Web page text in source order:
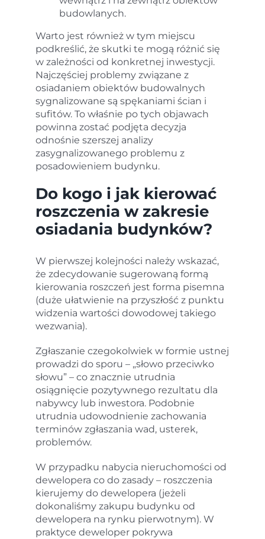
budowlanych.
Warto jest również w tym miejscu
podkreślić, że skutki te mogą różnić się
w zależności od konkretnej inwestycji.
Najczęściej problemy związane z
osiadaniem obiektów budowalnych
sygnalizowane są spękaniami ścian i
sufitów. To właśnie po tych objawach
powinna zostać podjęta decyzja
odnośnie szerszej analizy
zasygnalizowanego problemu z
posadowieniem budynku.
Do kogo i jak kierować
roszczenia w zakresie
osiadania budynków?
W pierwszej kolejności należy wskazać,
że zdecydowanie sugerowaną formą
kierowania roszczeń jest forma pisemna
(duże ułatwienie na przyszłość z punktu
widzenia wartości dowodowej takiego
wezwania).
Zgłaszanie czegokolwiek w formie ustnej
prowadzi do sporu – „słowo przeciwko
słowu” – co znacznie utrudnia
osiągnięcie pozytywnego rezultatu dla
nabywcy lub inwestora. Podobnie
utrudnia udowodnienie zachowania
terminów zgłaszania wad, usterek,
problemów.
W przypadku nabycia nieruchomości od
dewelopera co do zasady – roszczenia
kierujemy do dewelopera (jeżeli
dokonaliśmy zakupu budynku od
dewelopera na rynku pierwotnym). W
praktyce deweloper pokrywa